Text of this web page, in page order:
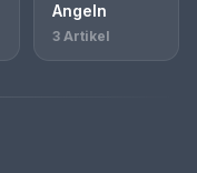
Angeln
3 Artikel